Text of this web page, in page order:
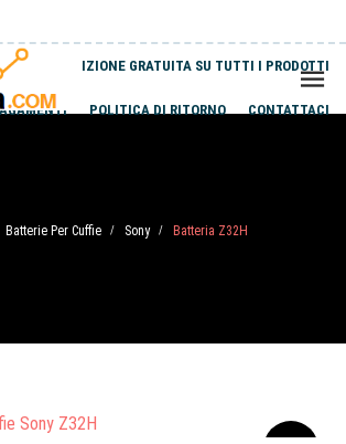
SPEDIZIONE GRATUITA SU TUTTI I PRODOTTI
POLITICA DI RITORNO CONTATTACI
Batterie Per Cuffie / Sony / Batteria Z32H